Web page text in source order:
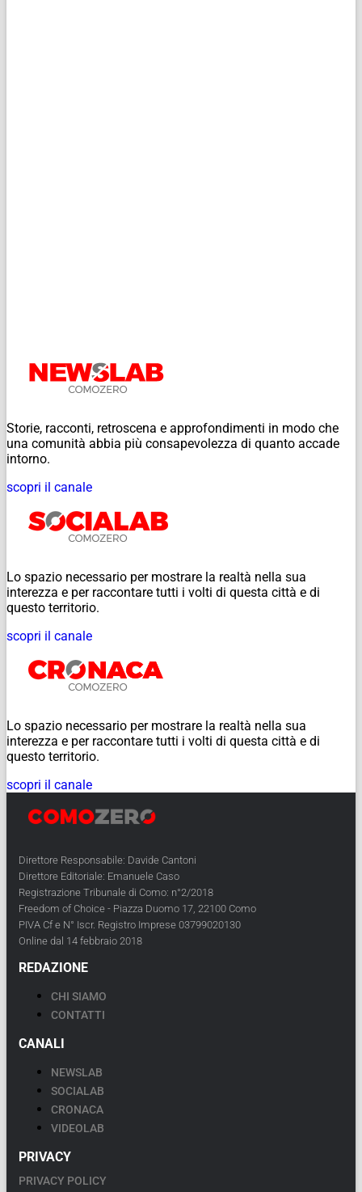
Storie, racconti, retroscena e approfondimenti in modo che
una comunità abbia più consapevolezza di quanto accade
intorno.
scopri il canale
Lo spazio necessario per mostrare la realtà nella sua
interezza e per raccontare tutti i volti di questa città e di
questo territorio.
scopri il canale
Lo spazio necessario per mostrare la realtà nella sua
interezza e per raccontare tutti i volti di questa città e di
questo territorio.
scopri il canale
Direttore Responsabile: Davide Cantoni
Direttore Editoriale: Emanuele Caso
Registrazione Tribunale di Como: n°2/2018
Freedom of Choice - Piazza Duomo 17, 22100 Como
PIVA Cf e N° Iscr. Registro Imprese 03799020130
Online dal 14 febbraio 2018
REDAZIONE
CHI SIAMO
CONTATTI
CANALI
NEWSLAB
SOCIALAB
CRONACA
VIDEOLAB
PRIVACY
PRIVACY POLICY